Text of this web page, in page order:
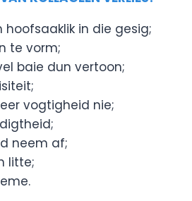
hoofsaaklik in die gesig;
te vorm;
baie dun vertoon;
vogtigheid nie;
neem af;
litte;